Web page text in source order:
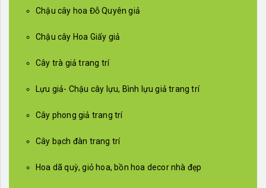
Chậu cây hoa Đỗ Quyên giả
Chậu cây Hoa Giấy giả
Cây trà giả trang trí
Lựu giả- Chậu cây lựu, Bình lựu giả trang trí
Cây phong giả trang trí
Cây bạch đàn trang trí
Hoa dã quỳ, giỏ hoa, bồn hoa decor nhà đẹp